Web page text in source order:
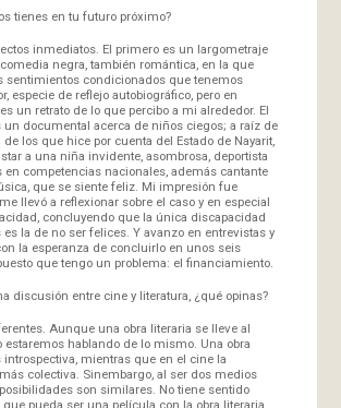
tienes en tu futuro próximo?
inmediatos. El primero es un largometraje
negra, también romántica, en la que
sentimientos condicionados que tenemos
especie de reflejo autobiográfico, pero en
un retrato de lo que percibo a mi alrededor. El
un documental acerca de niños ciegos; a raíz de
los que hice por cuenta del Estado de Nayarit,
a una niña invidente, asombrosa, deportista
en competencias nacionales, además cantante
que se siente feliz. Mi impresión fue
llevó a reflexionar sobre el caso y en especial
concluyendo que la única discapacidad
la de no ser felices. Y avanzo en entrevistas y
la esperanza de concluirlo en unos seis
que tengo un problema: el financiamiento.
discusión entre cine y literatura, ¿qué opinas?
Aunque una obra literaria se lleve al
estaremos hablando de lo mismo. Una obra
introspectiva, mientras que en el cine la
colectiva. Sinembargo, al ser dos medios
son similares. No tiene sentido
que pueda ser una película con la obra literaria